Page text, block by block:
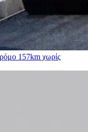
157km χωρίς